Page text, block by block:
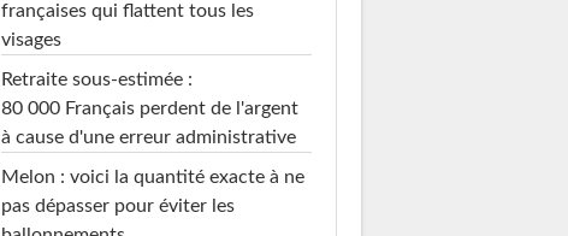
françaises qui flattent tous les
visages
Retraite sous-estimée :
80 000 Français perdent de l'argent
à cause d'une erreur administrative
Melon : voici la quantité exacte à ne
pas dépasser pour éviter les